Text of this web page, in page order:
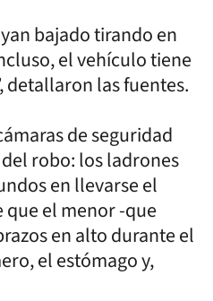
bajado tirando en
el vehículo tiene
detallaron las fuentes.
de seguridad
robo: los ladrones
en llevarse el
que el menor -que
en alto durante el
el estómago y,